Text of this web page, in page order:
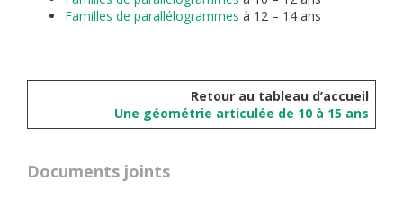
Familles de parallélogrammes à 12 – 14 ans
Retour au tableau d’accueil
Une géométrie articulée de 10 à 15 ans
Documents joints